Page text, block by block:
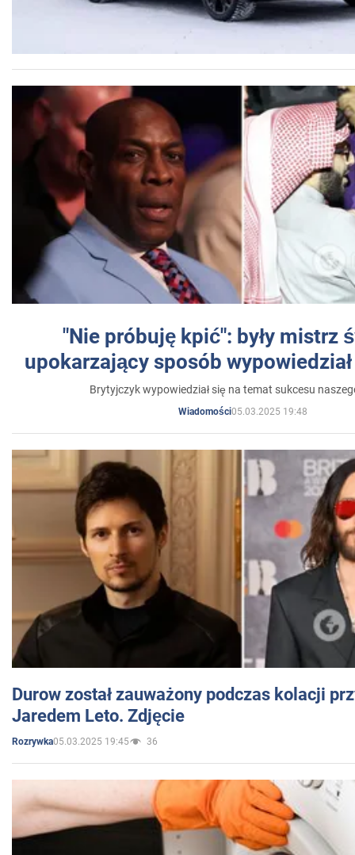
"Nie próbuję kpić": były mistrz
upokarzający sposób
Brytyjczyk wypowiedział się na temat sukcesu
Wiadomości05.03.2025 19:48
Durow został zauważony podczas kolacji
Jaredem Leto. Zdjęcie
Rozrywka05.03.2025 19:45 36